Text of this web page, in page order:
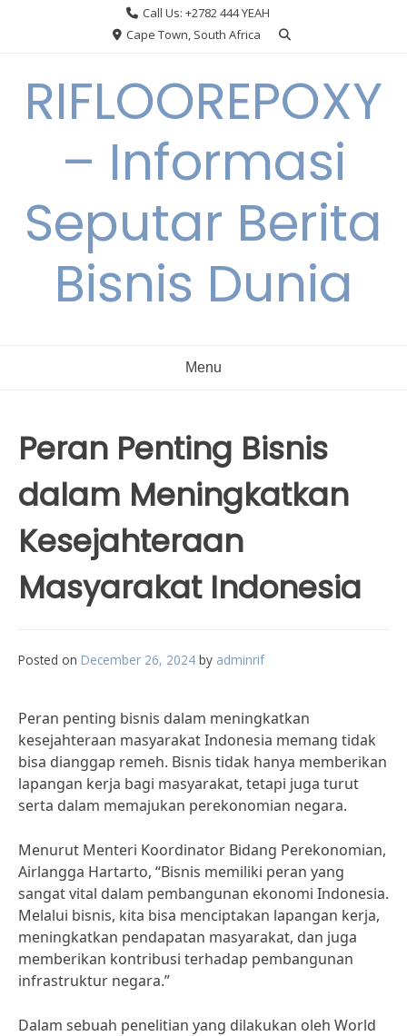
Call Us: +2782 444 YEAH
Cape Town, South Africa
RIFLOOREPOXY
– Informasi
Seputar Berita
Bisnis Dunia
Menu
Peran Penting Bisnis
dalam Meningkatkan
Kesejahteraan
Masyarakat Indonesia
Posted on December 26, 2024 by adminrif
Peran penting bisnis dalam meningkatkan
kesejahteraan masyarakat Indonesia memang tidak
bisa dianggap remeh. Bisnis tidak hanya memberikan
lapangan kerja bagi masyarakat, tetapi juga turut
serta dalam memajukan perekonomian negara.
Menurut Menteri Koordinator Bidang Perekonomian,
Airlangga Hartarto, “Bisnis memiliki peran yang
sangat vital dalam pembangunan ekonomi Indonesia.
Melalui bisnis, kita bisa menciptakan lapangan kerja,
meningkatkan pendapatan masyarakat, dan juga
memberikan kontribusi terhadap pembangunan
infrastruktur negara.”
Dalam sebuah penelitian yang dilakukan oleh World